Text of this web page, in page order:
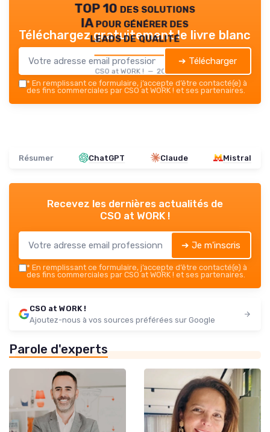
TOP 10 des solutions
IA pour générer des
leads de qualité
CSO at WORK ! — 2026
Téléchargez gratuitement le livre blanc
➔ Télécharger
* En remplissant ce formulaire, j’accepte d’être contacté(e) à
des fins commerciales par CSO at WORK ! et ses partenaires.
Résumer ChatGPT Claude Mistral
Recevez les dernières actualités de
CSO at WORK !
➔ Je m'inscris
* En remplissant ce formulaire, j’accepte d’être contacté(e) à
des fins commerciales par CSO at WORK ! et ses partenaires.
CSO at WORK !
Ajoutez-nous à vos sources préférées sur Google
Parole d'experts